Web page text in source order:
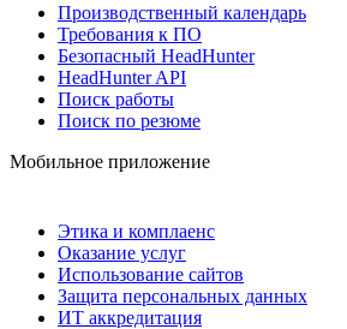
Производственный календарь
Требования к ПО
Безопасный HeadHunter
HeadHunter API
Поиск работы
Поиск по резюме
Мобильное приложение
Этика и комплаенс
Оказание услуг
Использование сайтов
Защита персональных данных
ИТ аккредитация